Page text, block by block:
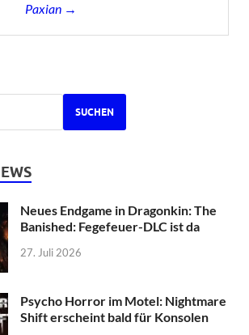
Paxian →
SUCHEN
Neues Endgame in Dragonkin: The
Banished: Fegefeuer-DLC ist da
27. Juli 2026
Psycho Horror im Motel: Nightmare
Shift erscheint bald für Konsolen